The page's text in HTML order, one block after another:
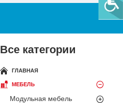
Все категории
ГЛАВНАЯ
МЕБЕЛЬ
Модульная мебель